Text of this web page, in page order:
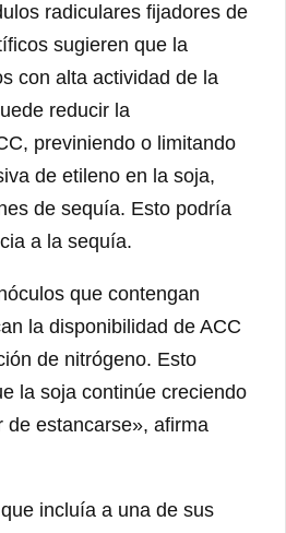
radiculares fijadores de
sugieren que la
con alta actividad de la
reducir la
previniendo o limitando
de etileno en la soja,
de sequía. Esto podría
a la sequía.
que contengan
la disponibilidad de ACC
de nitrógeno. Esto
la soja continúe creciendo
de estancarse», afirma
incluía a una de sus